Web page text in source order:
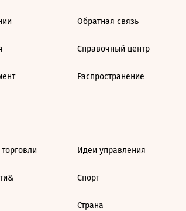
Обратная связь
Справочный центр
Распространение
Идеи управления
Спорт
Страна